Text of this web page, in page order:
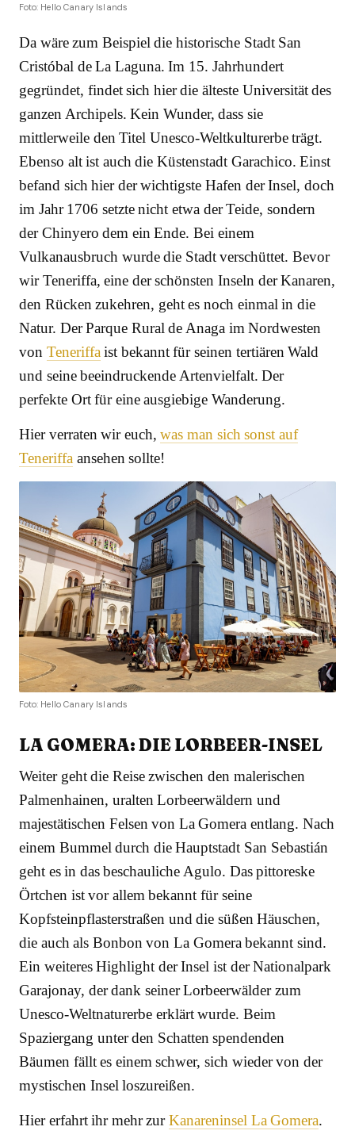
Foto: Hello Canary Islands
Da wäre zum Beispiel die historische Stadt San
Cristóbal de La Laguna. Im 15. Jahrhundert
gegründet, findet sich hier die älteste Universität des
ganzen Archipels. Kein Wunder, dass sie
mittlerweile den Titel Unesco-Weltkulturerbe trägt.
Ebenso alt ist auch die Küstenstadt Garachico. Einst
befand sich hier der wichtigste Hafen der Insel, doch
im Jahr 1706 setzte nicht etwa der Teide, sondern
der Chinyero dem ein Ende. Bei einem
Vulkanausbruch wurde die Stadt verschüttet. Bevor
wir Teneriffa, eine der schönsten Inseln der Kanaren,
den Rücken zukehren, geht es noch einmal in die
Natur. Der Parque Rural de Anaga im Nordwesten
von Teneriffa ist bekannt für seinen tertiären Wald
und seine beeindruckende Artenvielfalt. Der
perfekte Ort für eine ausgiebige Wanderung.
Hier verraten wir euch,was man sich sonst auf
Teneriffa ansehen sollte!
Foto: Hello Canary Islands
LA GOMERA: DIE LORBEER-INSEL
Weiter geht die Reise zwischen den malerischen
Palmenhainen, uralten Lorbeerwäldern und
majestätischen Felsen von La Gomera entlang. Nach
einem Bummel durch die Hauptstadt San Sebastián
geht es in das beschauliche Agulo. Das pittoreske
Örtchen ist vor allem bekannt für seine
Kopfsteinpflasterstraßen und die süßen Häuschen,
die auch als Bonbon von La Gomera bekannt sind.
Ein weiteres Highlight der Insel ist der Nationalpark
Garajonay, der dank seiner Lorbeerwälder zum
Unesco-Weltnaturerbe erklärt wurde. Beim
Spaziergang unter den Schatten spendenden
Bäumen fällt es einem schwer, sich wieder von der
mystischen Insel loszureißen.
Hier erfahrt ihr mehr zurKanareninsel La Gomera.